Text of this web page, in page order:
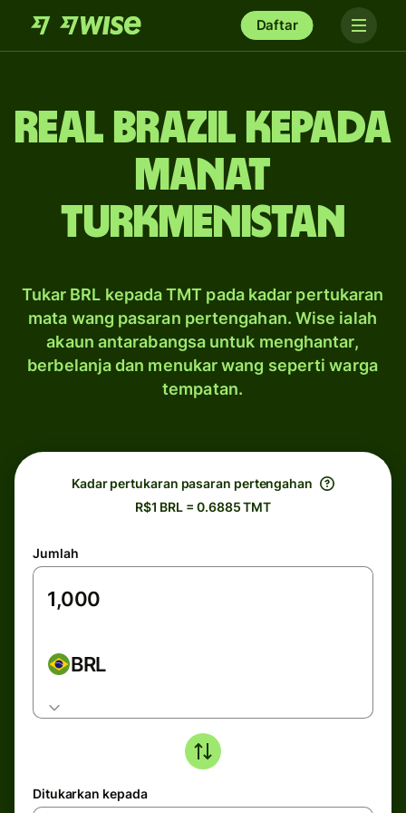
Daftar
real Brazil kepada
manat
Turkmenistan
Tukar BRL kepada TMT pada kadar pertukaran
mata wang pasaran pertengahan. Wise ialah
akaun antarabangsa untuk menghantar,
berbelanja dan menukar wang seperti warga
tempatan.
Kadar pertukaran pasaran pertengahan
R$1 BRL = 0.6885 TMT
Jumlah
BRL
Ditukarkan kepada